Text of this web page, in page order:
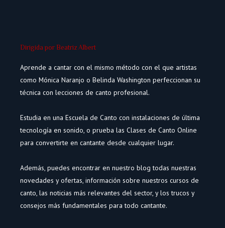
Dirigida por Beatriz Albert
Aprende a cantar con el mismo método con el que artistas
como Mónica Naranjo o Belinda Washington perfeccionan su
técnica con lecciones de canto profesional.
Estudia en una Escuela de Canto con instalaciones de última
tecnología en sonido, o prueba las Clases de Canto Online
para convertirte en cantante desde cualquier lugar.
Además, puedes encontrar en nuestro blog todas nuestras
novedades y ofertas, información sobre nuestros cursos de
canto, las noticias más relevantes del sector, y los trucos y
consejos más fundamentales para todo cantante.